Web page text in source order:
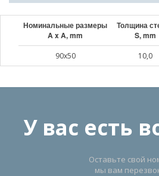
Номинальные размеры
A x A, mm
Толщина
S, mm
90x50 10,0
У вас есть
Оставьте свой
мы вам